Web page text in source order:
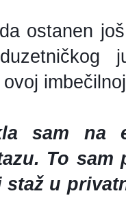
ostanen
sam na
To sam
staž u